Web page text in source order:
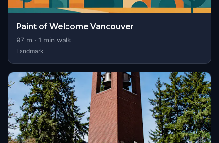
Paint of Welcome Vancouver
97 m · 1 min walk
Landmark